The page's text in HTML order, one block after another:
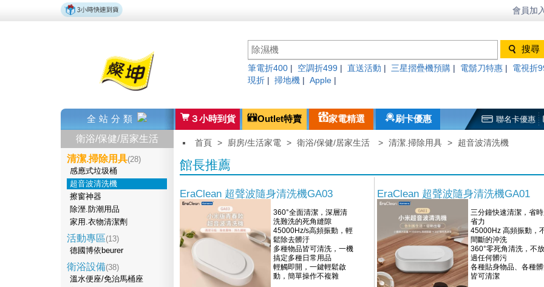
會員加
筆電折400 空調折499 直送活動 三星摺疊機預購 電鬍刀特惠
電視折
現折
掃地機 Apple
全站分類 ３小時到貨 Outlet特賣 家電精選 刷卡優惠 聯名卡優惠
衛浴/保健/居家生活
清潔.掃除用具(28)
感應式垃圾桶
超音波清洗機
擦窗神器
除溼.防潮用品
家用.衣物清潔劑
活動專區(13)
德國博依beurer
衛浴設備(38)
溫水便座/免治馬桶座
首頁 > 廚房/生活家電 > 衛浴/保健/居家生活 > 清潔.掃除用具 > 超音波清洗機
館長推薦
EraClean 超聲波隨身清洗機GA03
360°全面清潔，深層清
洗難洗的死角縫隙
45000Hz/s高頻振動，輕
鬆除去髒汙
多種物品皆可清洗，一機
搞定多種日常用品
輕觸即開，一鍵輕鬆啟
動，簡單操作不複雜
EraClean 超聲波隨身清洗機GA01
三分鐘快速清潔，省
省力
45000Hz 高頻振動，
間斷的沖洗
360°零死角清洗，不放
過任何髒污
各種貼身物品、各種
皆可清潔